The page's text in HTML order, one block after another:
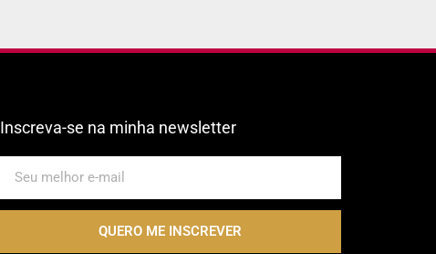
Inscreva-se na minha newsletter
QUERO ME INSCREVER